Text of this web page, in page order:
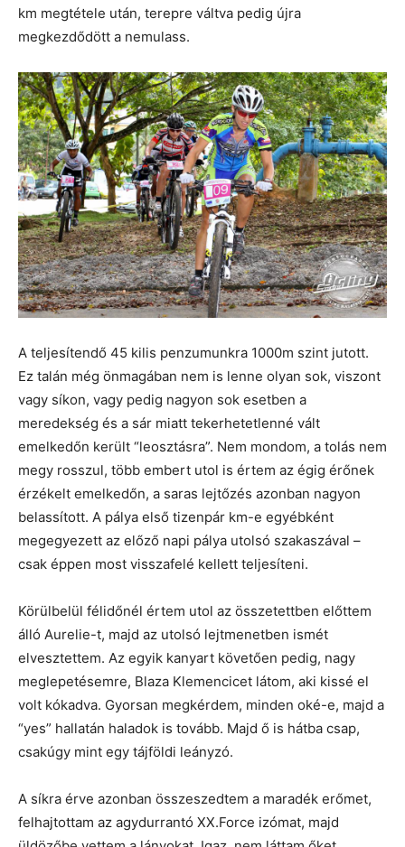
km megtétele után, terepre váltva pedig újra
megkezdődött a nemulass.
A teljesítendő 45 kilis penzumunkra 1000m szint jutott.
Ez talán még önmagában nem is lenne olyan sok, viszont
vagy síkon, vagy pedig nagyon sok esetben a
meredekség és a sár miatt tekerhetetlenné vált
emelkedőn került “leosztásra”. Nem mondom, a tolás nem
megy rosszul, több embert utol is értem az égig érőnek
érzékelt emelkedőn, a saras lejtőzés azonban nagyon
belassított. A pálya első tizenpár km-e egyébként
megegyezett az előző napi pálya utolsó szakaszával –
csak éppen most visszafelé kellett teljesíteni.
Körülbelül félidőnél értem utol az összetettben előttem
álló Aurelie-t, majd az utolsó lejtmenetben ismét
elvesztettem. Az egyik kanyart követően pedig, nagy
meglepetésemre, Blaza Klemencicet látom, aki kissé el
volt kókadva. Gyorsan megkérdem, minden oké-e, majd a
“yes” hallatán haladok is tovább. Majd ő is hátba csap,
csakúgy mint egy tájföldi leányzó.
A síkra érve azonban összeszedtem a maradék erőmet,
felhajtottam az agydurrantó XX.Force izómat, majd